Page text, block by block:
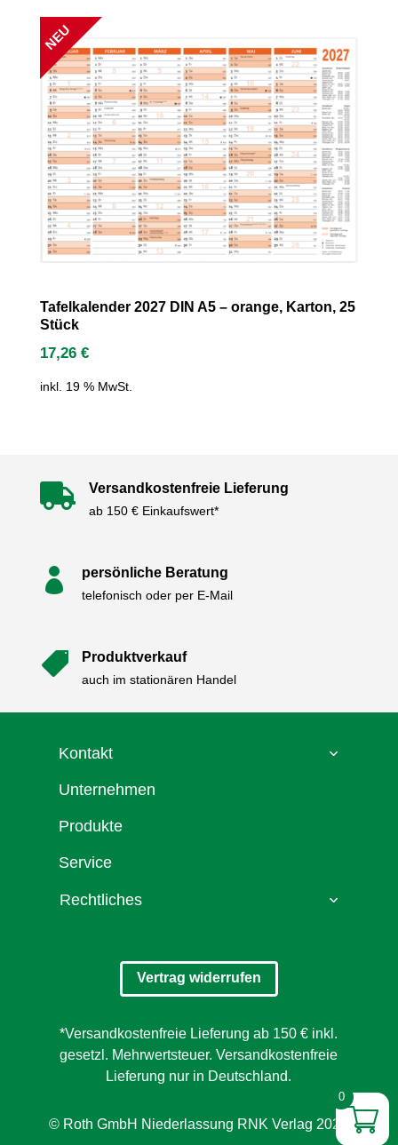
Tafelkalender 2027 DIN A5 – orange, Karton, 25
Stück
17,26 €
inkl. 19 % MwSt.
NEU
 Versandkostenfreie Lieferung
ab 150 € Einkaufswert*
 persönliche Beratung
telefonisch oder per E-Mail
 Produktverkauf
auch im stationären Handel
Kontakt
Unternehmen
Produkte
Service
Rechtliches
Vertrag widerrufen
*Versandkostenfreie Lieferung ab 150 € inkl.
gesetzl. Mehrwertsteuer. Versandkostenfreie
Lieferung nur in Deutschland.
© Roth GmbH Niederlassung RNK Verlag 2026
0